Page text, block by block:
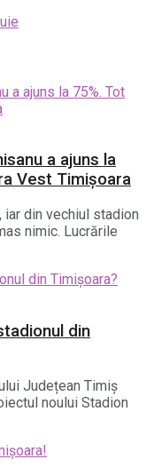
a ajuns la
Vest Timișoara
din vechiul stadion
nimic. Lucrările
din
Județean Timiș
noului Stadion